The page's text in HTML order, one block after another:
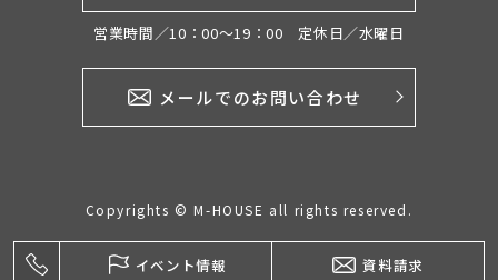
イベント情報 資料請求
営業時間／10：00〜19：00 定休日／水曜日
メールでのお問い合わせ
Copyrights © M-HOUSE all rights reserved.